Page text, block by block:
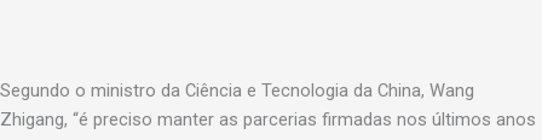
Segundo o ministro da Ciência e Tecnologia da China, Wang
Zhigang, “é preciso manter as parcerias firmadas nos últimos anos